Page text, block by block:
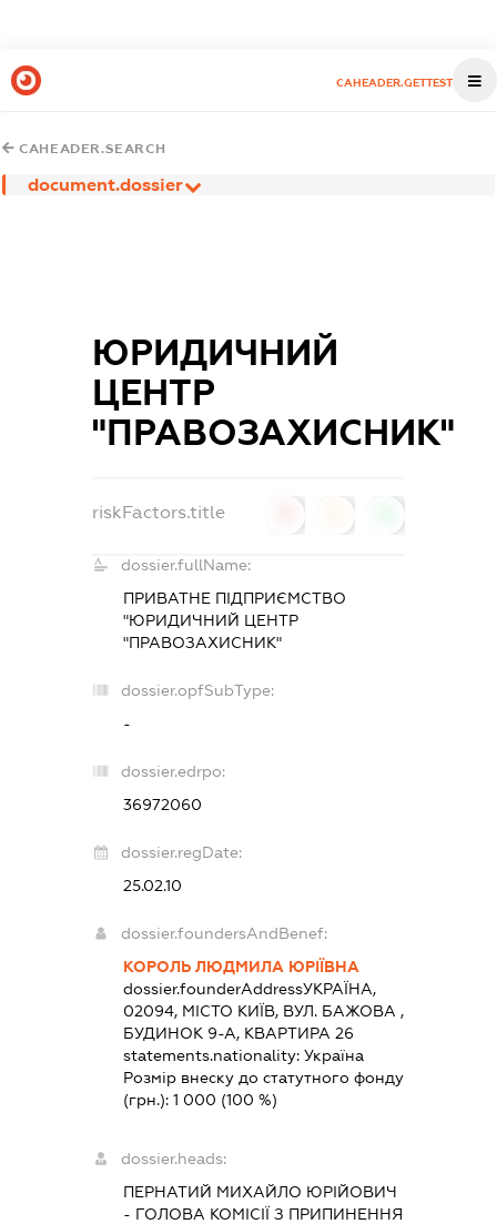
CAHEADER.GETTEST
CAHEADER.SEARCH
document.dossier
ЮРИДИЧНИЙ
ЦЕНТР
"ПРАВОЗАХИСНИК"
riskFactors.title
dossier.fullName:
ПРИВАТНЕ ПІДПРИЄМСТВО
"ЮРИДИЧНИЙ ЦЕНТР
"ПРАВОЗАХИСНИК"
dossier.opfSubType:
-
dossier.edrpo:
36972060
dossier.regDate:
25.02.10
dossier.foundersAndBenef:
КОРОЛЬ ЛЮДМИЛА ЮРІЇВНА
dossier.founderAddressУКРАЇНА,
02094, МІСТО КИЇВ, ВУЛ. БАЖОВА ,
БУДИНОК 9-А, КВАРТИРА 26
statements.nationality: Україна
Розмір внеску до статутного фонду
(грн.): 1 000 (100 %)
dossier.heads:
ПЕРНАТИЙ МИХАЙЛО ЮРІЙОВИЧ
- ГОЛОВА КОМІСІЇ З ПРИПИНЕННЯ